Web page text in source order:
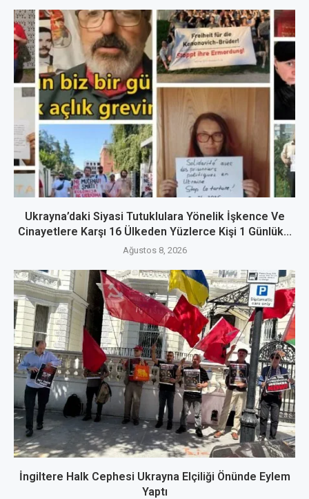
Ukrayna’daki Siyasi Tutuklulara Yönelik İşkence Ve
Cinayetlere Karşı 16 Ülkeden Yüzlerce Kişi 1 Günlük...
Ağustos 8, 2026
İngiltere Halk Cephesi Ukrayna Elçiliği Önünde Eylem
Yaptı